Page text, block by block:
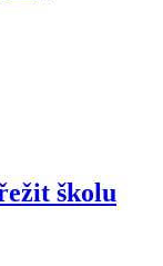
školu